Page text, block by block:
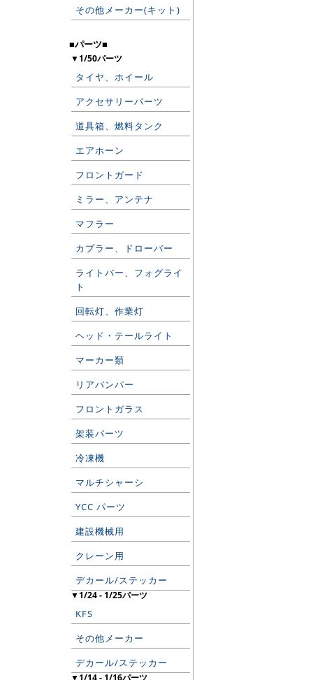
その他メーカー(キット)
■パーツ■
▼1/50パーツ
タイヤ、ホイール
アクセサリーパーツ
道具箱、燃料タンク
エアホーン
フロントガード
ミラー、アンテナ
マフラー
カプラー、ドローバー
ライトバー、フォグライ
ト
回転灯、作業灯
ヘッド・テールライト
マーカー類
リアバンパー
フロントガラス
架装パーツ
冷凍機
マルチシャーシ
YCC パーツ
建設機械用
クレーン用
デカール/ステッカー
▼1/24 - 1/25パーツ
KFS
その他メーカー
デカール/ステッカー
▼1/14 - 1/16パーツ